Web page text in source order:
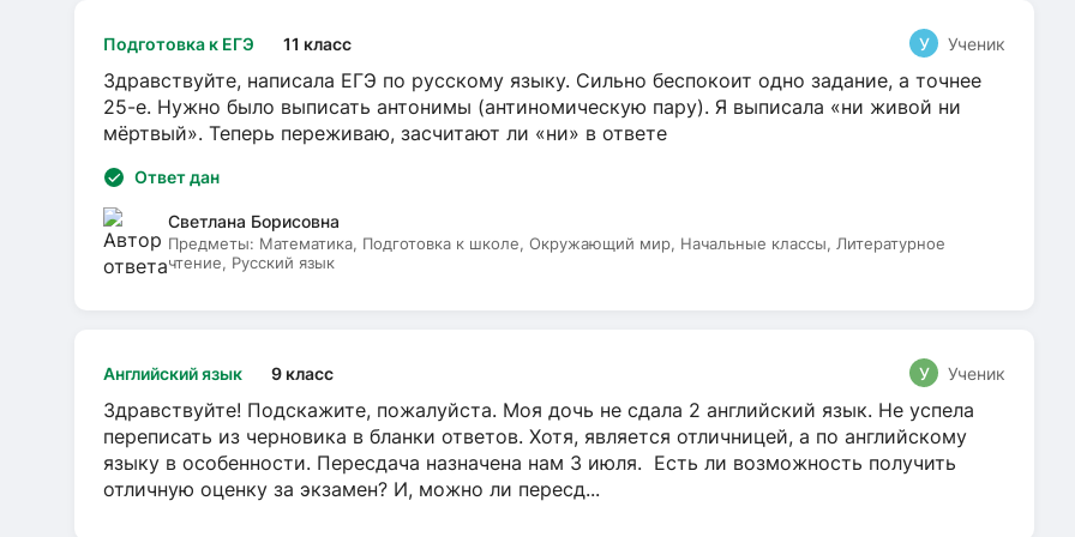
Подготовка к ЕГЭ 11 класс У Ученик
Здравствуйте, написала ЕГЭ по русскому языку. Сильно беспокоит одно задание, а точнее
25-е. Нужно было выписать антонимы (антиномическую пару). Я выписала «ни живой ни
мёртвый». Теперь переживаю, засчитают ли «ни» в ответе
Ответ дан
Светлана Борисовна
Предметы: Математика, Подготовка к школе, Окружающий мир, Начальные классы, Литературное
чтение, Русский язык
Английский язык 9 класс У Ученик
Здравствуйте! Подскажите, пожалуйста. Моя дочь не сдала 2 английский язык. Не успела
переписать из черновика в бланки ответов. Хотя, является отличницей, а по английскому
языку в особенности. Пересдача назначена нам 3 июля. Есть ли возможность получить
отличную оценку за экзамен? И, можно ли пересд...